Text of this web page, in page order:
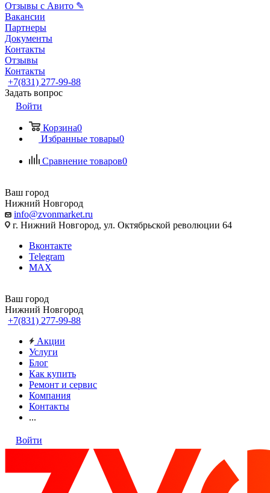
Отзывы с Авито ✎
Вакансии
Партнеры
Документы
Контакты
Отзывы
Контакты
+7(831) 277-99-88
Задать вопрос
Войти
Корзина0
Избранные товары0
Сравнение товаров0
Ваш город
Нижний Новгород
info@zvonmarket.ru
г. Нижний Новгород, ул. Октябрьской революции 64
Вконтакте
Telegram
MAX
Ваш город
Нижний Новгород
+7(831) 277-99-88
Акции
Услуги
Блог
Как купить
Ремонт и сервис
Компания
Контакты
...
Войти